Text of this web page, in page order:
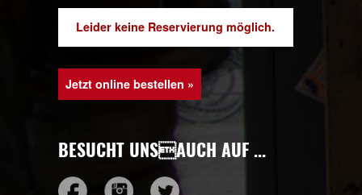
Hospeltstraße 1 · D-50825 Köln
ROUTE NACH EHRENFELD ANZEIGEN »
Telefon +49 (0)221 / 75 22 06 07
Leider keine Reservierung möglich.